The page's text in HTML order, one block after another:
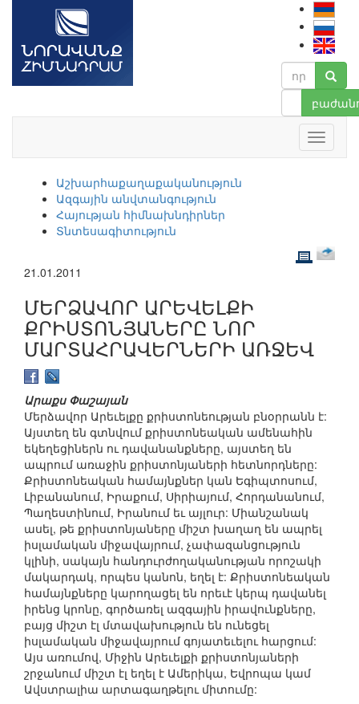
Աշխարհաքաղաքականություն
Ազգային անվտանգություն
Հայության հիմնախնդիրներ
Տնտեսագիտություն
21.01.2011
ՄԵՐՁԱՎՈՐ ԱՐԵՎԵԼՔԻ
ՔՐԻՍՏՈՆՅԱՆԵՐԸ ՆՈՐ
ՄԱՐՏԱՀՐԱՎԵՐՆԵՐԻ ԱՌՋԵՎ
Արաքս Փաշայան
Մերձավոր Արեւելքը քրիստոնեության բնօրրանն է:
Այստեղ են գտնվում քրիստոնեական ամենահին
եկեղեցիներն ու դավանանքները, այստեղ են
ապրում առաջին քրիստոնյաների հետնորդները:
Քրիստոնեական համայնքներ կան Եգիպտոսում,
Լիբանանում, Իրաքում, Սիրիայում, Հորդանանում,
Պաղեստինում, Իրանում եւ այլուր: Միանշանակ
ասել, թե քրիստոնյաները միշտ խաղաղ են ապրել
իսլամական միջավայրում, չափազանցություն
կլինի, սակայն հանդուրժողականության որոշակի
մակարդակ, որպես կանոն, եղել է: Քրիստոնեական
համայնքները կարողացել են որեւէ կերպ դավանել
իրենց կրոնը, գործառել ազգային իրավունքները,
բայց միշտ էլ մտավախություն են ունեցել
իսլամական միջավայրում գոյատեւելու հարցում:
Այս առումով, Միջին Արեւելքի քրիստոնյաների
շրջանում միշտ էլ եղել է Ամերիկա, Եվրոպա կամ
Ավստրալիա արտագաղթելու միտումը: